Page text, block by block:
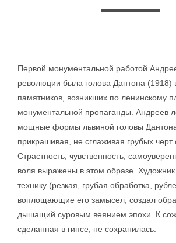
Первой монументальной работой
революции была голова Дантона (1918)
памятников, возникших по ленинскому
монументальной пропаганды. Андреев
мощные формы львиной головы
прикрашивая, не сглаживая грубых черт
Страстность, чувственность,
воля выражены в этом образе.
технику (резкая, грубая обработка,
воплощающие его замысел, создал
дышащий суровым веянием эпохи. К
сделанная в гипсе, не сохранилась.